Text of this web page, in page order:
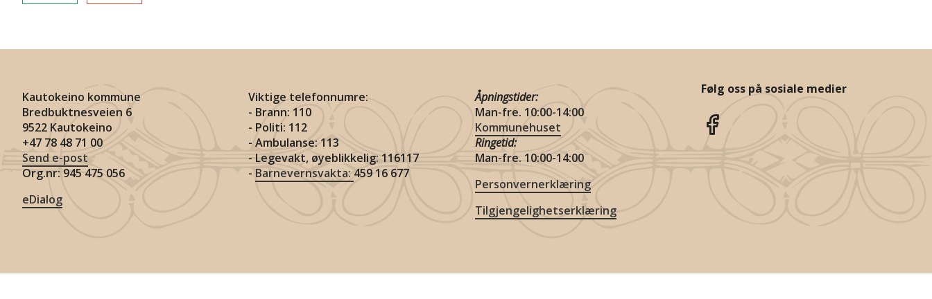
Kautokeino kommune
Bredbuktnesveien 6
9522 Kautokeino
+47 78 48 71 00
Send e-post
Org.nr: 945 475 056
eDialog
Viktige telefonnumre:
- Brann: 110
- Politi: 112
- Ambulanse: 113
- Legevakt, øyeblikkelig: 116117
- Barnevernsvakta: 459 16 677
Åpningstider:
Man-fre. 10:00-14:00
Kommunehuset
Ringetid:
Man-fre. 10:00-14:00
Personvernerklæring
Tilgjengelighetserklæring
Følg oss på sosiale medier